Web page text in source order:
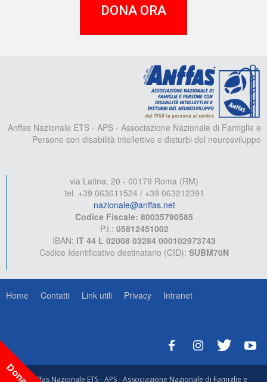
DONA ORA
Anffas Nazionale ETS - APS - Associazione Nazionale di Famiglie e
Persone con disabilità intellettive e disturbi del neurosviluppo
via Latina, 20 - 00179 Roma (RM)
tel. +39 063611524 / +39 063212391
nazionale@anffas.net
Codice Fiscale: 80035790585
P.I.: 05812451002
IBAN: IT 44 L 02008 03284 000102973743
Codice Identificativo destinatario (CID): SUBM70N
Home Contatti Link utili Privacy Intranet
© Anffas Nazionale ETS - APS - Associazione Nazionale di Famiglie e